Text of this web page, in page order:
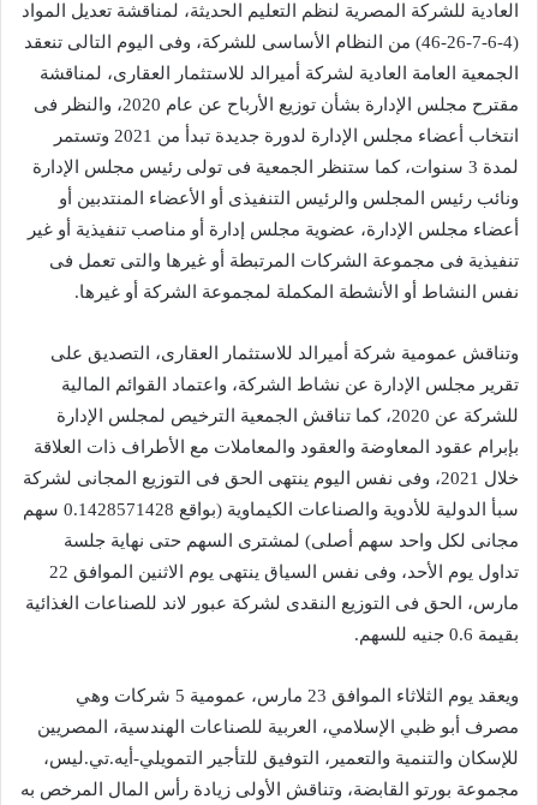
العادية للشركة المصرية لنظم التعليم الحديثة، لمناقشة تعديل المواد
(4-6-7-26-46) من النظام الأساسى للشركة، وفى اليوم التالى تنعقد
الجمعية العامة العادية لشركة أميرالد للاستثمار العقارى، لمناقشة
مقترح مجلس الإدارة بشأن توزيع الأرباح عن عام 2020، والنظر فى
انتخاب أعضاء مجلس الإدارة لدورة جديدة تبدأ من 2021 وتستمر
لمدة 3 سنوات، كما ستنظر الجمعية فى تولى رئيس مجلس الإدارة
ونائب رئيس المجلس والرئيس التنفيذى أو الأعضاء المنتدبين أو
أعضاء مجلس الإدارة، عضوية مجلس إدارة أو مناصب تنفيذية أو غير
تنفيذية فى مجموعة الشركات المرتبطة أو غيرها والتى تعمل فى
نفس النشاط أو الأنشطة المكملة لمجموعة الشركة أو غيرها.
وتناقش عمومية شركة أميرالد للاستثمار العقارى، التصديق على
تقرير مجلس الإدارة عن نشاط الشركة، واعتماد القوائم المالية
للشركة عن 2020، كما تناقش الجمعية الترخيص لمجلس الإدارة
بإبرام عقود المعاوضة والعقود والمعاملات مع الأطراف ذات العلاقة
خلال 2021، وفى نفس اليوم ينتهى الحق فى التوزيع المجانى لشركة
سبأ الدولية للأدوية والصناعات الكيماوية (بواقع 0.1428571428 سهم
مجانى لكل واحد سهم أصلى) لمشترى السهم حتى نهاية جلسة
تداول يوم الأحد، وفى نفس السياق ينتهى يوم الاثنين الموافق 22
مارس، الحق فى التوزيع النقدى لشركة عبور لاند للصناعات الغذائية
بقيمة 0.6 جنيه للسهم.
ويعقد يوم الثلاثاء الموافق 23 مارس، عمومية 5 شركات وهي
مصرف أبو ظبي الإسلامي، العربية للصناعات الهندسية، المصريين
للإسكان والتنمية والتعمير، التوفيق للتأجير التمويلي-أيه.تي.ليس،
مجموعة بورتو القابضة، وتناقش الأولى زيادة رأس المال المرخص به